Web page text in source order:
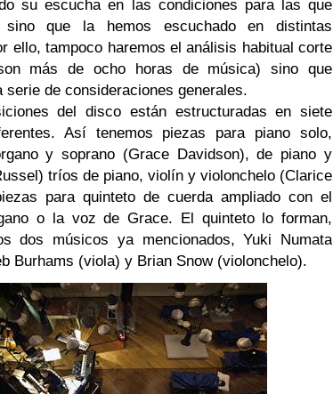
su escucha en las condiciones para las que
que la hemos escuchado en distintas
ello, tampoco haremos el análisis habitual corte
más de ocho horas de música) sino que
serie de consideraciones generales.
del disco están estructuradas en siete
Así tenemos piezas para piano solo,
y soprano (Grace Davidson), de piano y
tríos de piano, violín y violonchelo (Clarice
para quinteto de cuerda ampliado con el
o la voz de Grace. El quinteto lo forman,
dos músicos ya mencionados, Yuki Numata
Burhams (viola) y Brian Snow (violonchelo).